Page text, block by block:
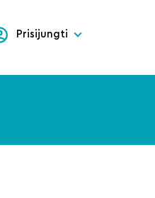
Prisijungti